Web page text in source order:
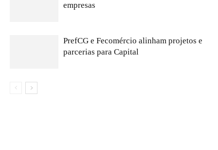
empresas
PrefCG e Fecomércio alinham projetos e
parcerias para Capital